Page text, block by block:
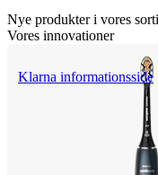
Nye produkter i vores
Vores innovationer
Klarna informationsside